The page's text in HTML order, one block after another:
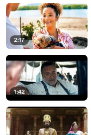
2:17
1:42